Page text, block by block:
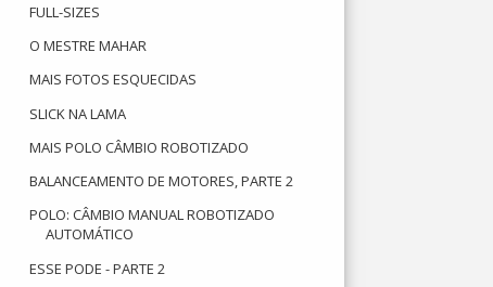
FULL-SIZES
O MESTRE MAHAR
MAIS FOTOS ESQUECIDAS
SLICK NA LAMA
MAIS POLO CÂMBIO ROBOTIZADO
BALANCEAMENTO DE MOTORES, PARTE 2
POLO: CÂMBIO MANUAL ROBOTIZADO
AUTOMÁTICO
ESSE PODE - PARTE 2